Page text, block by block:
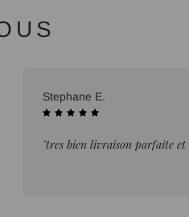
Stephane E.
"tres bien livraison parfaite et